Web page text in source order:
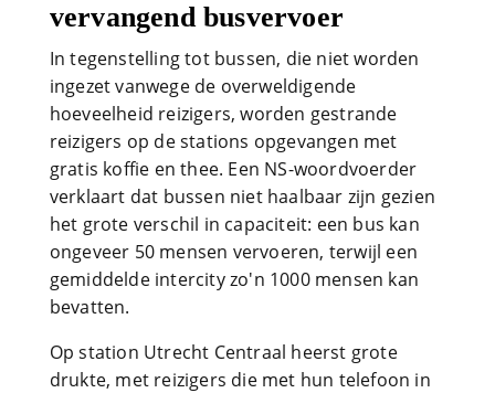
vervangend busvervoer
In tegenstelling tot bussen, die niet worden
ingezet vanwege de overweldigende
hoeveelheid reizigers, worden gestrande
reizigers op de stations opgevangen met
gratis koffie en thee. Een NS-woordvoerder
verklaart dat bussen niet haalbaar zijn gezien
het grote verschil in capaciteit: een bus kan
ongeveer 50 mensen vervoeren, terwijl een
gemiddelde intercity zo'n 1000 mensen kan
bevatten.
Op station Utrecht Centraal heerst grote
drukte, met reizigers die met hun telefoon in